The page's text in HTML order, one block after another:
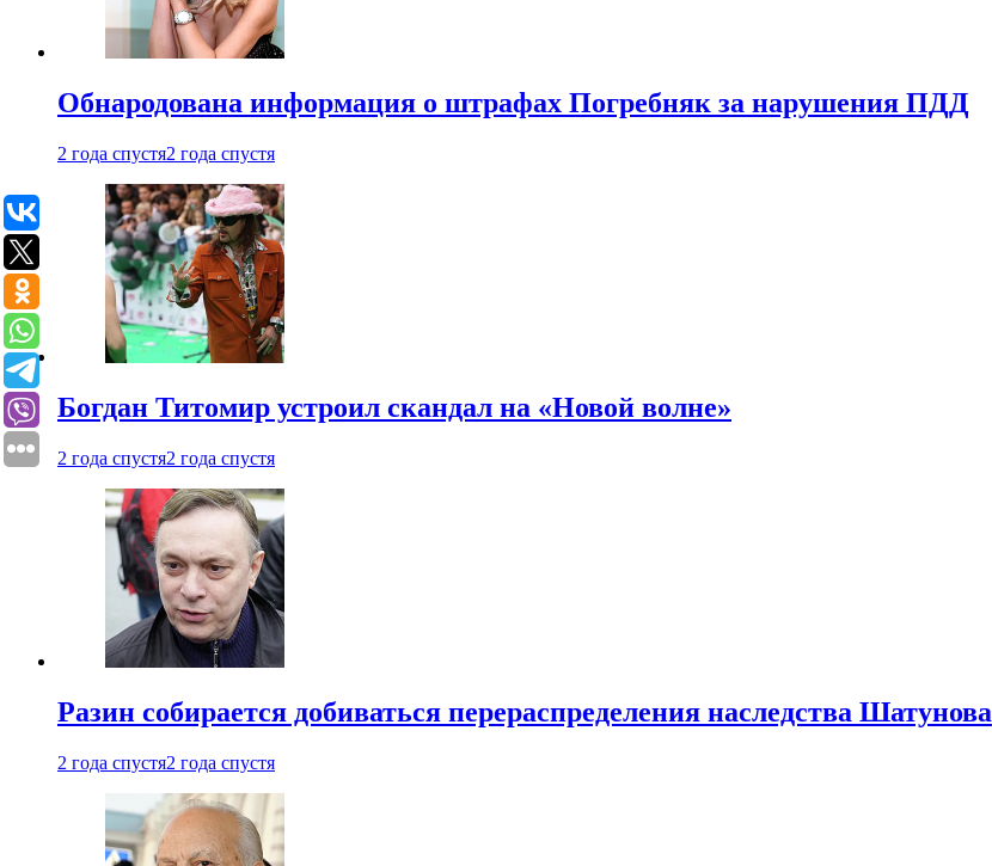
Обнародована информация о штрафах Погребняк за нарушения ПДД
2 года спустя2 года спустя
Богдан Титомир устроил скандал на «Новой волне»
2 года спустя2 года спустя
Разин собирается добиваться перераспределения наследства Шатунова
2 года спустя2 года спустя